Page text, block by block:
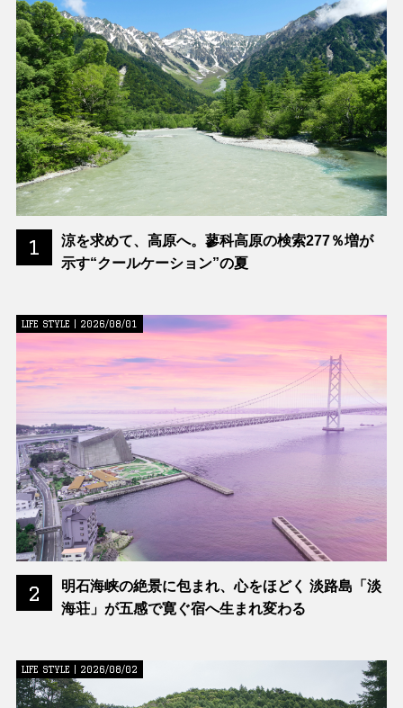
1
涼を求めて、高原へ。蓼科高原の検索277％増が
示す“クールケーション”の夏
2
LIFE STYLE | 2026/08/01
明石海峡の絶景に包まれ、心をほどく 淡路島「淡
海荘」が五感で寛ぐ宿へ生まれ変わる
LIFE STYLE | 2026/08/02